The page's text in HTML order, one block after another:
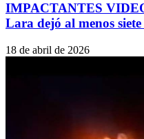
IMPACTANTES
Lara dejó al menos
18 de abril de 2026